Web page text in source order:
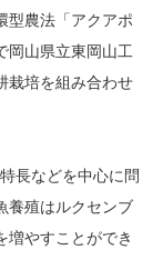
型農法「アクアポ
岡山県立東岡山工
栽培を組み合わせ
長などを中心に問
養殖はルクセンブ
増やすことができ